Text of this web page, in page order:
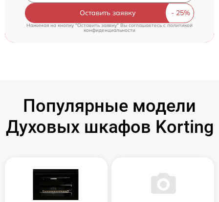
Оставить заявку
Нажимая на кнопку "Оставить заявку" Вы соглашаетесь cполитикой
конфиденциальности
Популярные модели
Духовых шкафов Korting